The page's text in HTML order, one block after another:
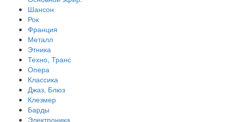
Шансон
Рок
Франция
Металл
Этника
Техно, Транс
Опера
Классика
Джаз, Блюз
Клезмер
Барды
Электроника